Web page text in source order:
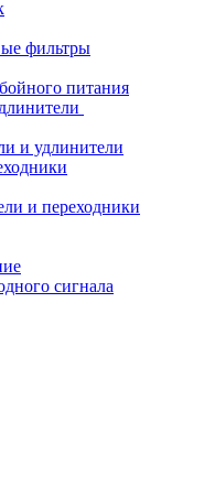
фильтры
питания
и удлинители
и переходники
сигнала